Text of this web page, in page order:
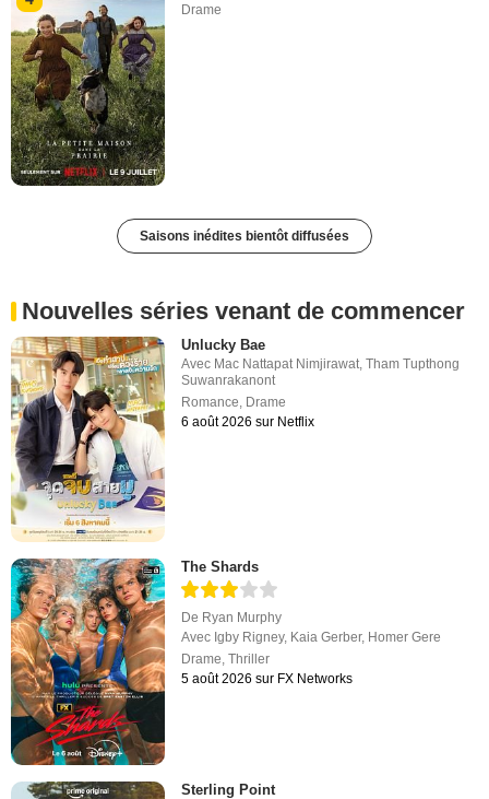
Drame
Saisons inédites bientôt diffusées
Nouvelles séries venant de commencer
Unlucky Bae
Avec Mac Nattapat Nimjirawat,Tham Tupthong
Suwanrakanont
Romance, Drame
6 août 2026 sur Netflix
The Shards
De Ryan Murphy
Avec Igby Rigney, Kaia Gerber, Homer Gere
Drame,Thriller
5 août 2026 sur FX Networks
Sterling Point